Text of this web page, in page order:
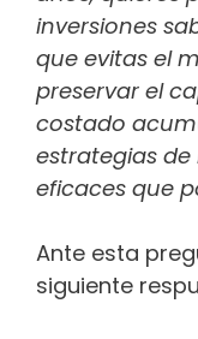
inversiones
que evitas el
preservar el
costado
estrategias
eficaces que
Ante esta
siguiente